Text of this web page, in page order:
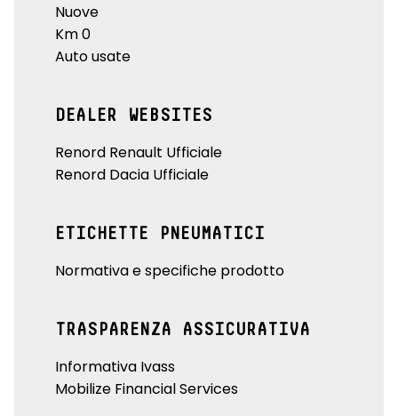
Nuove
Km 0
Auto usate
DEALER WEBSITES
Renord Renault Ufficiale
Renord Dacia Ufficiale
ETICHETTE PNEUMATICI
Normativa e specifiche prodotto
TRASPARENZA ASSICURATIVA
Informativa Ivass
Mobilize Financial Services